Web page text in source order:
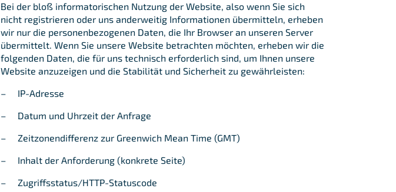
Bei der bloß informatorischen Nutzung der Website, also wenn Sie sich
nicht registrieren oder uns anderweitig Informationen übermitteln, erheben
wir nur die personenbezogenen Daten, die Ihr Browser an unseren Server
übermittelt. Wenn Sie unsere Website betrachten möchten, erheben wir die
folgenden Daten, die für uns technisch erforderlich sind, um Ihnen unsere
Website anzuzeigen und die Stabilität und Sicherheit zu gewährleisten:
– IP-Adresse
– Datum und Uhrzeit der Anfrage
– Zeitzonendifferenz zur Greenwich Mean Time (GMT)
– Inhalt der Anforderung (konkrete Seite)
– Zugriffsstatus/HTTP-Statuscode